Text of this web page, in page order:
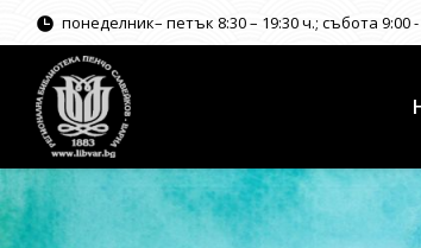
понеделник– петък 8:30 – 19:30 ч.; събота 9:00 -